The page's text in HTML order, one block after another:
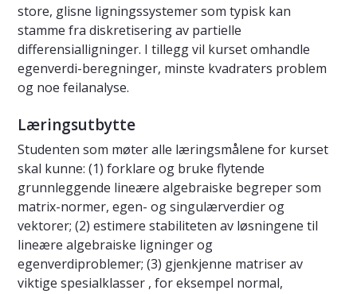
store, glisne ligningssystemer som typisk kan
stamme fra diskretisering av partielle
differensialligninger. I tillegg vil kurset omhandle
egenverdi-beregninger, minste kvadraters problem
og noe feilanalyse.
Læringsutbytte
Studenten som møter alle læringsmålene for kurset
skal kunne: (1) forklare og bruke flytende
grunnleggende lineære algebraiske begreper som
matrix-normer, egen- og singulærverdier og
vektorer; (2) estimere stabiliteten av løsningene til
lineære algebraiske ligninger og
egenverdiproblemer; (3) gjenkjenne matriser av
viktige spesialklasser , for eksempel normal,